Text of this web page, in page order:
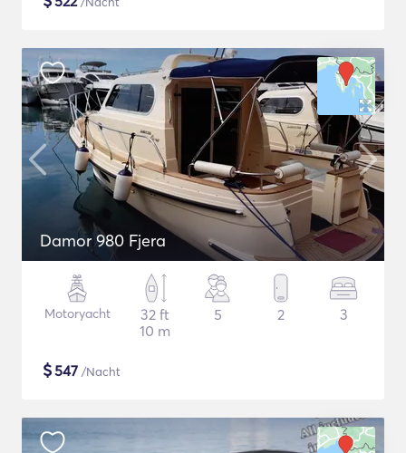
Damor 980 Fjera
Motoryacht
32 ft
10 m
5 2 3
$547 /Nacht